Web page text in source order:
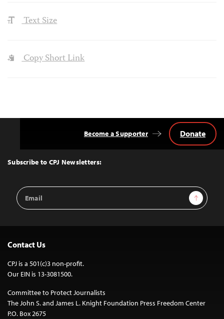
Text Size
Copy Short Link
Top
Subscribe to CPJ Newsletters:
Email
Address
Sign Up
Become a Supporter Donate
Contact Us
CPJ is a 501(c)3 non-profit.
Our EIN is 13-3081500.
Committee to Protect Journalists
The John S. and James L. Knight Foundation Press Freedom Center
P.O. Box 2675